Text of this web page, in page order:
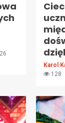
Karol
128